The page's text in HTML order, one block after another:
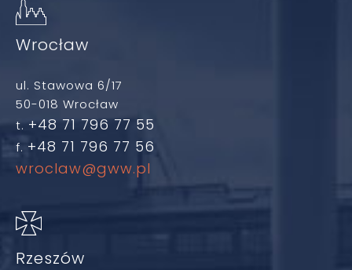
Wrocław
ul. Stawowa 6/17
50-018 Wrocław
t. +48 71 796 77 55
f. +48 71 796 77 56
wroclaw@gww.pl
Rzeszów